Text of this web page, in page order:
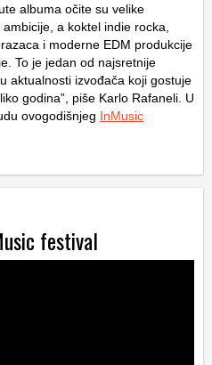
albuma očite su velike
a koktel indie rocka,
i moderne EDM produkcije
To je jedan od najsretnije
aktualnosti izvođača koji gostuje
godina”, piše Karlo Rafaneli. U
ovogodišnjeg InMusic
festival